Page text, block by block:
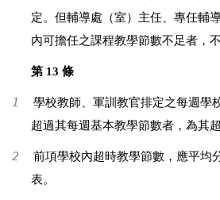
定。但輔導處（室）主任、專任輔
內可擔任之課程教學節數不足者，不
第 13 條
1 學校教師、軍訓教官排定之每週學
超過其每週基本教學節數者，為其
2 前項學校內超時教學節數，應平均
表。